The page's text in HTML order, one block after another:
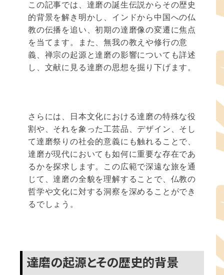
この記事では、達磨の誕生伝説からその歴史
的背景を解き明かし、インドから中国への仏
教の伝播を追い、初期の達磨像の変遷に焦点
を当てます。また、無我の教えや修行の意
義、禅宗の起源と達磨の影響についても詳述
し、文献に見る達磨の思想を掘り下げます。
さらには、日本文化における達磨の特殊な役
割や、それを象った工芸品、デザイン、そし
て達磨祭りの社会的意義にも触れることで、
達磨が現代においても如何に重要な存在であ
るかを探求します。この広範で深遠な旅を通
じて、達磨の全貌を理解することで、仏教の
哲学や文化に対する洞察を深めることができ
るでしょう。
達磨の起源とその歴史的背景